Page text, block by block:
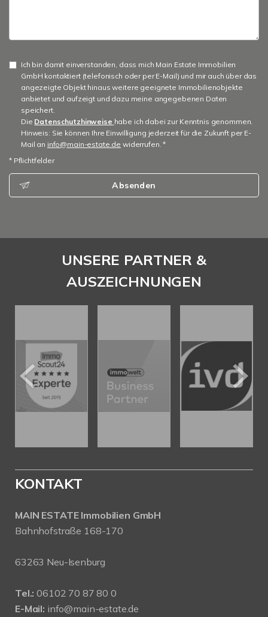
Ich bin damit einverstanden, dass mich Main Estate Immobilien
GmbH kontaktiert (telefonisch oder per E-Mail) und mir auch über das
angezeigte Objekt hinaus weitere geeignete Immobilienobjekte
anbietet und aufzeigt und dazu meine angegebenen Daten
speichert.
Die Datenschutzhinweise habe ich dabei zur Kenntnis genommen.
Hinweis: Sie können Ihre Einwilligung jederzeit für die Zukunft per E-
Mail an info@main-estate.de widerrufen. *
* Pflichtfelder
Absenden
UNSERE PARTNER &
AUSZEICHNUNGEN
KONTAKT
MAIN ESTATE Immobilien GmbH
Bahnhofstraße 168-170
63263 Neu-Isenburg
Tel.: 06102 70 87 80 0
E-Mail: info@main-estate.de